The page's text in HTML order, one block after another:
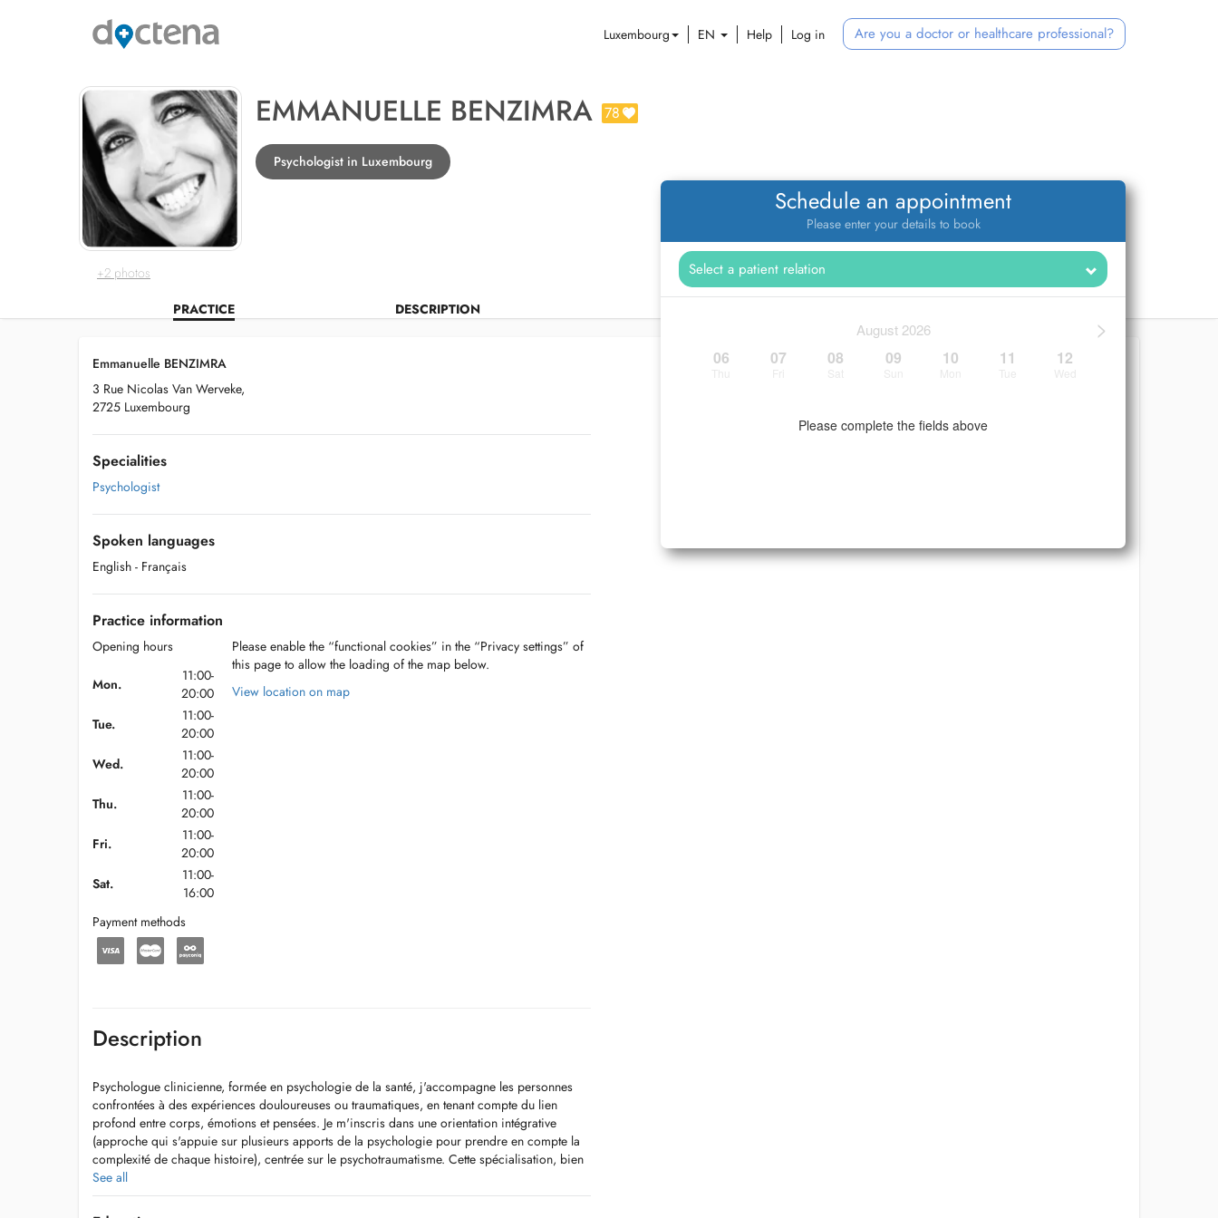
Luxembourg EN Help Log in Are you a doctor or healthcare professional?
+2 photos
EMMANUELLE BENZIMRA 78
Psychologist in Luxembourg
PRACTICE DESCRIPTION
Schedule an appointment
Please enter your details to book
>
August 2026
06 07 08 09 10 11 12
Please complete the fields above
Emmanuelle BENZIMRA
3 Rue Nicolas Van Werveke,
2725 Luxembourg
Specialities
Psychologist
Spoken languages
English - Français
Practice information
Opening hours
Mon.
11:00-
20:00
Tue.
11:00-
20:00
Wed.
11:00-
20:00
Thu.
11:00-
20:00
Fri.
11:00-
20:00
Sat.
11:00-
16:00
Payment methods
Please enable the “functional cookies” in the “Privacy settings” of
this page to allow the loading of the map below.
View location on map
Description
Psychologue clinicienne, formée en psychologie de la santé, j'accompagne les personnes
confrontées à des expériences douloureuses ou traumatiques, en tenant compte du lien
profond entre corps, émotions et pensées. Je m'inscris dans une orientation intégrative
(approche qui s'appuie sur plusieurs apports de la psychologie pour prendre en compte la
complexité de chaque histoire), centrée sur le psychotraumatisme. Cette spécialisation, bien
au-delà d'un axe diagnostic, constitue une clé de lecture de l'expérience humaine et de sa
rencontre avec ce quelle porte à la fois d'unique et d'universel.
See all